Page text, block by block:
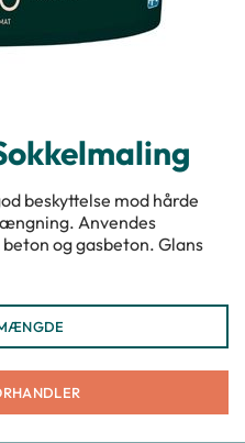
beskyttelse mod hårde
Anvendes
og gasbeton. Glans